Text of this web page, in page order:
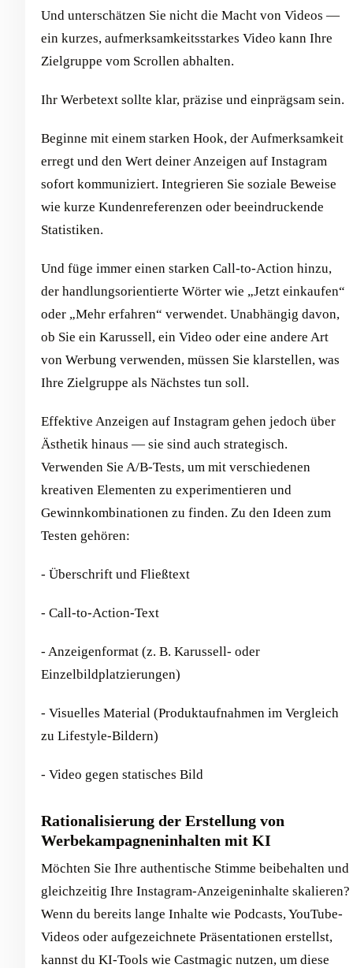
Und unterschätzen Sie nicht die Macht von Videos —
ein kurzes, aufmerksamkeitsstarkes Video kann Ihre
Zielgruppe vom Scrollen abhalten.
Ihr Werbetext sollte klar, präzise und einprägsam sein.
Beginne mit einem starken Hook, der Aufmerksamkeit
erregt und den Wert deiner Anzeigen auf Instagram
sofort kommuniziert. Integrieren Sie soziale Beweise
wie kurze Kundenreferenzen oder beeindruckende
Statistiken.
Und füge immer einen starken Call-to-Action hinzu,
der handlungsorientierte Wörter wie „Jetzt einkaufen“
oder „Mehr erfahren“ verwendet. Unabhängig davon,
ob Sie ein Karussell, ein Video oder eine andere Art
von Werbung verwenden, müssen Sie klarstellen, was
Ihre Zielgruppe als Nächstes tun soll.
Effektive Anzeigen auf Instagram gehen jedoch über
Ästhetik hinaus — sie sind auch strategisch.
Verwenden Sie A/B-Tests, um mit verschiedenen
kreativen Elementen zu experimentieren und
Gewinnkombinationen zu finden. Zu den Ideen zum
Testen gehören:
- Überschrift und Fließtext
- Call-to-Action-Text
- Anzeigenformat (z. B. Karussell- oder
Einzelbildplatzierungen)
- Visuelles Material (Produktaufnahmen im Vergleich
zu Lifestyle-Bildern)
- Video gegen statisches Bild
Rationalisierung der Erstellung von
Werbekampagneninhalten mit KI
Möchten Sie Ihre authentische Stimme beibehalten und
gleichzeitig Ihre Instagram-Anzeigeninhalte skalieren?
Wenn du bereits lange Inhalte wie Podcasts, YouTube-
Videos oder aufgezeichnete Präsentationen erstellst,
kannst du KI-Tools wie Castmagic nutzen, um diese